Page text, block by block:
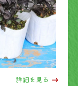
詳細を見る